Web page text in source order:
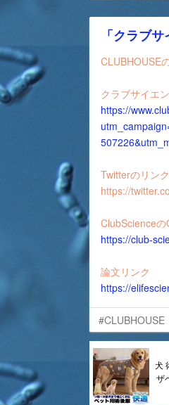
「クラブ
CLUBHOUSE
クラブサイエ
https://
Twitterのリンク
https://
ClubScience
https://club-
論文リンク
https://
#CLUBHOUSE
犬
ザ